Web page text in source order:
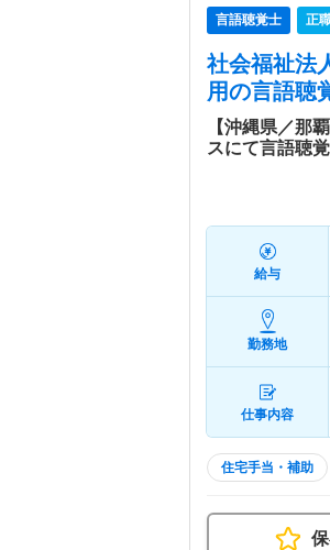
言語聴覚士 正
社会福祉法
用の言語聴
【沖縄県／那
スにて言語聴
給与
勤務地
仕事内容
住宅手当・補助